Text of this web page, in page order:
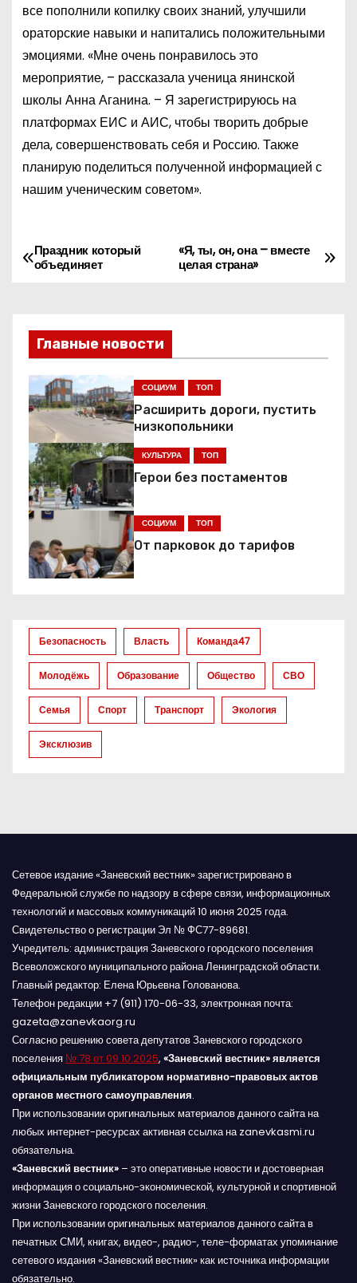
все пополнили копилку своих знаний, улучшили
ораторские навыки и напитались положительными
эмоциями. «Мне очень понравилось это
мероприятие, – рассказала ученица янинской
школы Анна Аганина. – Я зарегистрируюсь на
платформах ЕИС и АИС, чтобы творить добрые
дела, совершенствовать себя и Россию. Также
планирую поделиться полученной информацией с
нашим ученическим советом».
Н
в
и
г
а
ц
и
я
п
з
а
п
и
с
м
«Я, ты, он, она – вместе
целая страна»
Праздник который
объединяет
Главные новости
СОЦИУМ ТОП
Расширить дороги, пустить
низкопольники
КУЛЬТУРА ТОП
Герои без постаментов
СОЦИУМ ТОП
От парковок до тарифов
Безопасность Власть Команда47
Молодёжь Образование Общество СВО
Семья Спорт Транспорт Экология
Эксклюзив
Сетевое издание «Заневский вестник» зарегистрировано в
Федеральной службе по надзору в сфере связи, информационных
технологий и массовых коммуникаций 10 июня 2025 года.
Свидетельство о регистрации Эл № ФС77-89681.
Учредитель: администрация Заневского городского поселения
Всеволожского муниципального района Ленинградской области.
Главный редактор: Елена Юрьевна Голованова.
Телефон редакции +7 (911) 170-06-33, электронная почта:
gazeta@zanevkaorg.ru
Согласно решению совета депутатов Заневского городского
поселения № 78 от 09.10.2025, «Заневский вестник» является
официальным публикатором нормативно-правовых актов
органов местного самоуправления.
При использовании оригинальных материалов данного сайта на
любых интернет-ресурсах активная ссылка на zanevkasmi.ru
обязательна.
«Заневский вестник» – это оперативные новости и достоверная
информация о социально-экономической, культурной и спортивной
жизни Заневского городского поселения.
При использовании оригинальных материалов данного сайта в
печатных СМИ, книгах, видео-, радио-, теле-форматах упоминание
сетевого издания «Заневский вестник» как источника информации
обязательно.